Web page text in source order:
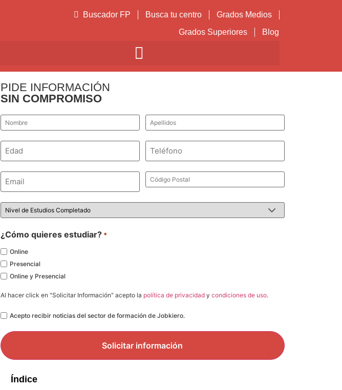
Buscador FP Busca tu centro
Grados Medios
Grados Superiores
Blog
PIDE INFORMACIÓN
SIN COMPROMISO
Nombre Apellidos
*
Número Teléfono
Email
Código
Postal
Nivel
de
¿Cómo quieres estudiar? *
Online
Presencial
Online y Presencial
Al hacer click en "Solicitar Información" acepto la política de privacidad y condiciones de uso.
LegalAcepto recibir noticias del sector de formación de Jobkiero.
Índice